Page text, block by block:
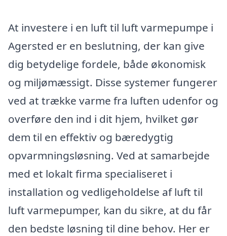
At investere i en luft til luft varmepumpe i
Agersted er en beslutning, der kan give
dig betydelige fordele, både økonomisk
og miljømæssigt. Disse systemer fungerer
ved at trække varme fra luften udenfor og
overføre den ind i dit hjem, hvilket gør
dem til en effektiv og bæredygtig
opvarmningsløsning. Ved at samarbejde
med et lokalt firma specialiseret i
installation og vedligeholdelse af luft til
luft varmepumper, kan du sikre, at du får
den bedste løsning til dine behov. Her er